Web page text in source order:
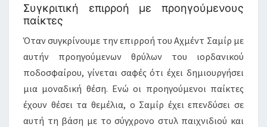
Συγκριτική επιρροή με προηγούμενους
παίκτες
Όταν συγκρίνουμε την επιρροή του Αχμέντ Σαμίρ με
αυτήν προηγούμενων θρύλων του ιορδανικού
ποδοσφαίρου, γίνεται σαφές ότι έχει δημιουργήσει
μια μοναδική θέση. Ενώ οι προηγούμενοι παίκτες
έχουν θέσει τα θεμέλια, ο Σαμίρ έχει επενδύσει σε
αυτή τη βάση με το σύγχρονο στυλ παιχνιδιού και